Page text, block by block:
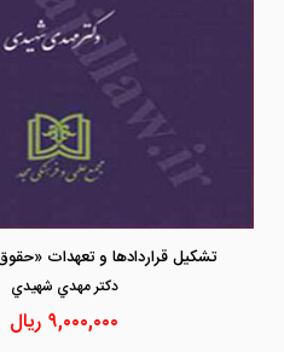
تشکیل قراردادها و تعهدات
دكتر مهدي شهيدي
۹,۰۰۰,۰۰۰ ریال